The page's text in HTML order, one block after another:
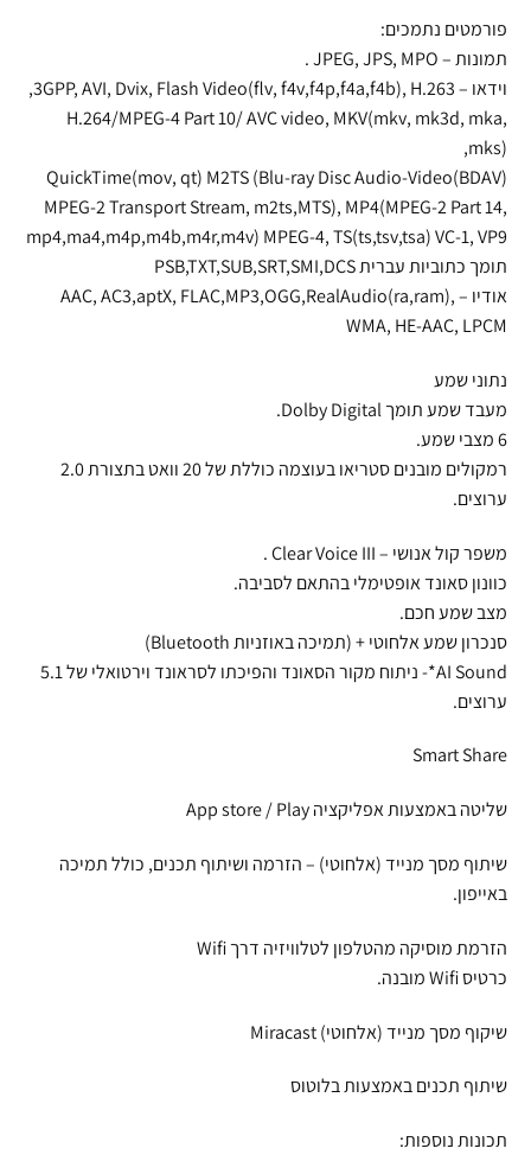
פורמטים נתמכים:
תמונות – JPEG, JPS, MPO .
וידאו – 3GPP, AVI, Dvix, Flash Video(flv, f4v,f4p,f4a,f4b), H.263,
H.264/MPEG-4 Part 10/ AVC video, MKV(mkv, mk3d, mka,
mks),
QuickTime(mov, qt) M2TS (Blu-ray Disc Audio-Video(BDAV)
MPEG-2 Transport Stream, m2ts,MTS), MP4(MPEG-2 Part 14,
mp4,ma4,m4p,m4b,m4r,m4v) MPEG-4, TS(ts,tsv,tsa) VC-1, VP9
תומך כתוביות עברית PSB,TXT,SUB,SRT,SMI,DCS
אודיו – AAC, AC3,aptX, FLAC,MP3,OGG,RealAudio(ra,ram),
WMA, HE-AAC, LPCM
נתוני שמע
מעבד שמע תומך Dolby Digital.
6 מצבי שמע.
רמקולים מובנים סטריאו בעוצמה כוללת של 20 וואט בתצורת 2.0
ערוצים.
משפר קול אנושי – Clear Voice III .
כוונון סאונד אופטימלי בהתאם לסביבה.
מצב שמע חכם.
סנכרון שמע אלחוטי + (תמיכה באוזניות Bluetooth)
AI Sound*- ניתוח מקור הסאונד והפיכתו לסראונד וירטואלי של 5.1
ערוצים.
Smart Share
שליטה באמצעות אפליקציה App store / Play
שיתוף מסך מנייד (אלחוטי) – הזרמה ושיתוף תכנים, כולל תמיכה
באייפון.
הזרמת מוסיקה מהטלפון לטלוויזיה דרך Wifi
כרטיס Wifi מובנה.
שיקוף מסך מנייד (אלחוטי) Miracast
שיתוף תכנים באמצעות בלוטוס
תכונות נוספות: